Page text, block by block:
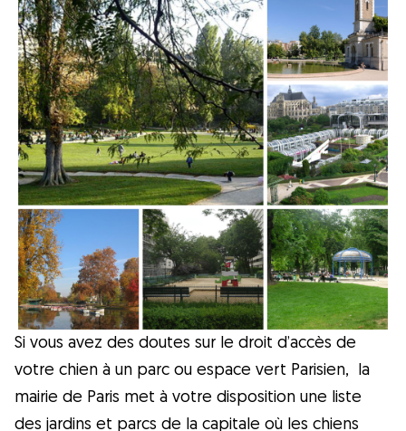
Hygiène
Astuces
Races de chiens
Trouver un dog sitter
Qu'est-ce que
Gudog ?
Gudog est la manière la plus facile de
trouver et réserver le dog-sitter parfait.
Des milliers de dog sitters de confiance
sont prêts à s'occuper de votre chien
Si vous avez des doutes sur le droit d’accès de
votre chien à un parc ou espace vert Parisien, la
mairie de Paris met à votre disposition une liste
des jardins et parcs de la capitale où les chiens